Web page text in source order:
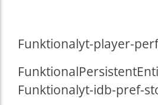
Funktionalyt-player-
Funktional
Funktionalyt-idb-pref-